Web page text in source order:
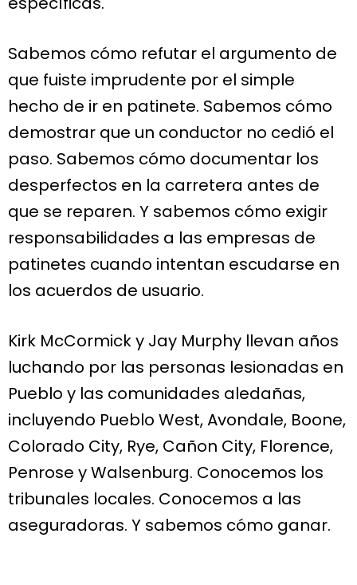
Sabemos cómo refutar el argumento de
que fuiste imprudente por el simple
hecho de ir en patinete. Sabemos cómo
demostrar que un conductor no cedió el
paso. Sabemos cómo documentar los
desperfectos en la carretera antes de
que se reparen. Y sabemos cómo exigir
responsabilidades a las empresas de
patinetes cuando intentan escudarse en
los acuerdos de usuario.
Kirk McCormick y Jay Murphy llevan años
luchando por las personas lesionadas en
Pueblo y las comunidades aledañas,
incluyendo Pueblo West, Avondale, Boone,
Colorado City, Rye, Cañon City, Florence,
Penrose y Walsenburg. Conocemos los
tribunales locales. Conocemos a las
aseguradoras. Y sabemos cómo ganar.